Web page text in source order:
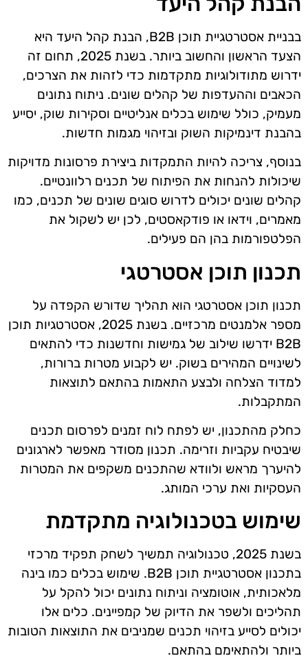
בבניית אסטרטגיית תוכן B2B, הבנת קהל היעד היא
הצעד הראשון והחשוב ביותר. בשנת 2025, תחום זה
ידרוש מתודולוגיות מתקדמות כדי לזהות את הצרכים,
הכאבים וההעדפות של קהלים שונים. ניתוח נתונים
מעמיק, כולל שימוש בכלים אנליטיים וסקירות שוק, יסייע
בהבנת דינמיקות השוק ובזיהוי מגמות חדשות.
בנוסף, צריכה להיות התמקדות ביצירת פרסונות מדויקות
שיכולות להנחות את הפיתוח של תכנים רלוונטיים.
קהלים שונים יכולים לדרוש סוגים שונים של תכנים, כמו
מאמרים, וידאו או פודקאסטים, לכן יש לשקול את
הפלטפורמות בהן הם פעילים.
תכנון תוכן אסטרטגי
תכנון תוכן אסטרטגי הוא תהליך שדורש הקפדה על
מספר אלמנטים מרכזיים. בשנת 2025, אסטרטגיות תוכן
B2B ידרשו שילוב של גמישות וחדשנות כדי להתאים
לשינויים המהירים בשוק. יש לקבוע מטרות ברורות,
למדוד הצלחה ולבצע התאמות בהתאם לתוצאות
המתקבלות.
כחלק מהתכנון, יש לפתח לוח זמנים לפרסום תכנים
שיבטיח עקביות וזרימה. תכנון מסודר מאפשר לארגונים
להיערך מראש ולוודא שהתכנים משקפים את המטרות
העסקיות ואת ערכי המותג.
שימוש בטכנולוגיה מתקדמת
בשנת 2025, טכנולוגיה תמשיך לשחק תפקיד מרכזי
בתכנון אסטרטגיית תוכן B2B. שימוש בכלים כמו בינה
מלאכותית, אוטומציה וניתוח נתונים יכול להקל על
תהליכים ולשפר את הדיוק של קמפיינים. כלים אלו
יכולים לסייע בזיהוי תכנים שמניבים את התוצאות הטובות
ביותר ולהתאימם בהתאם.